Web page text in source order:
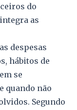
do
as
despesas
hábitos de
se
quando não
Segundo